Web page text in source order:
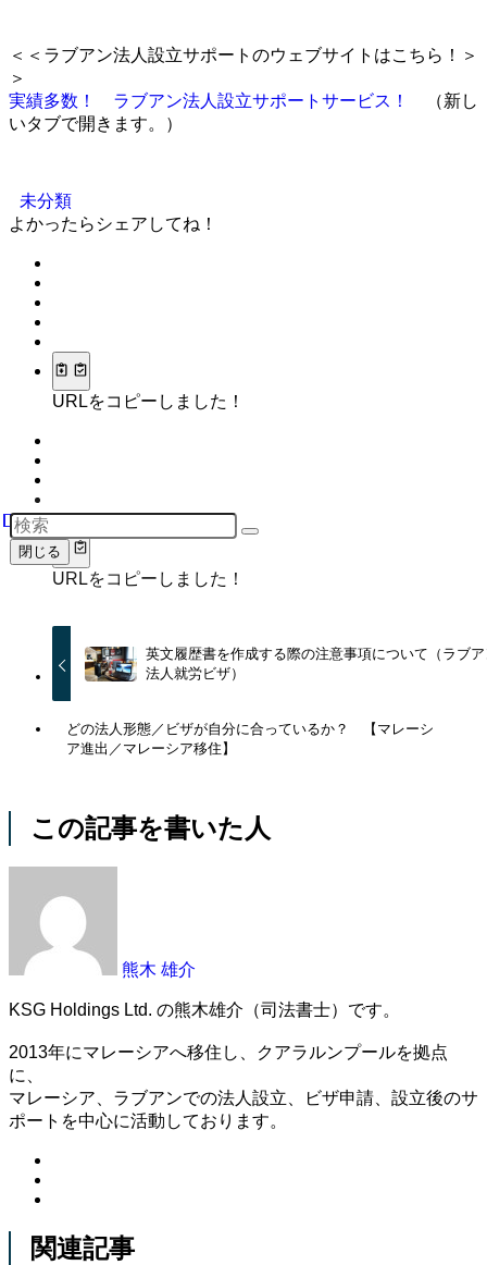
＜＜ラブアン法人設立サポートのウェブサイトはこちら！＞
＞
実績多数！ ラブアン法人設立サポートサービス！
（新し
いタブで開きます。）
未分類
よかったらシェアしてね！
URLをコピーしました！
URLをコピーしました！
英文履歴書を作成する際の注意事項について（ラブ
法人就労ビザ）
どの法人形態／ビザが自分に合っているか？ 【マレーシ
ア進出／マレーシア移住】
この記事を書いた人
熊木 雄介
KSG Holdings Ltd. の熊木雄介（司法書士）です。
2013年にマレーシアへ移住し、クアラルンプールを拠点
に、
マレーシア、ラブアンでの法人設立、ビザ申請、設立後のサ
ポートを中心に活動しております。
関連記事
閉じる